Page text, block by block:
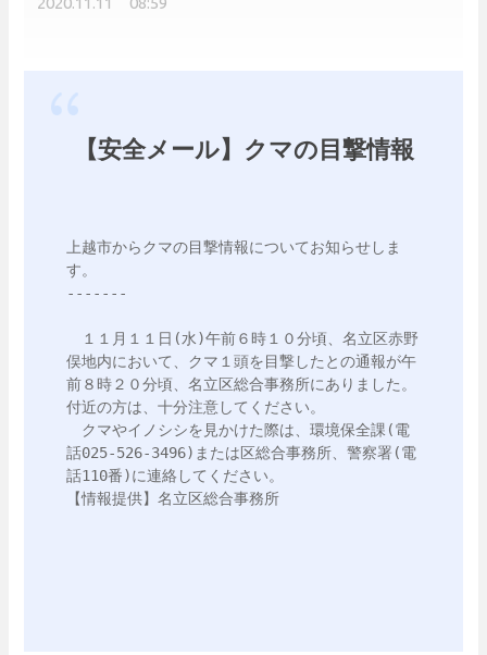
【安全メール】クマの目撃情報
上越市からクマの目撃情報についてお知らせしま
す。
-------
１１月１１日(水)午前６時１０分頃、名立区赤野
俣地内において、クマ１頭を目撃したとの通報が午
前８時２０分頃、名立区総合事務所にありました。
付近の方は、十分注意してください。
クマやイノシシを見かけた際は、環境保全課(電
話025-526-3496)または区総合事務所、警察署(電
話110番)に連絡してください。
【情報提供】名立区総合事務所